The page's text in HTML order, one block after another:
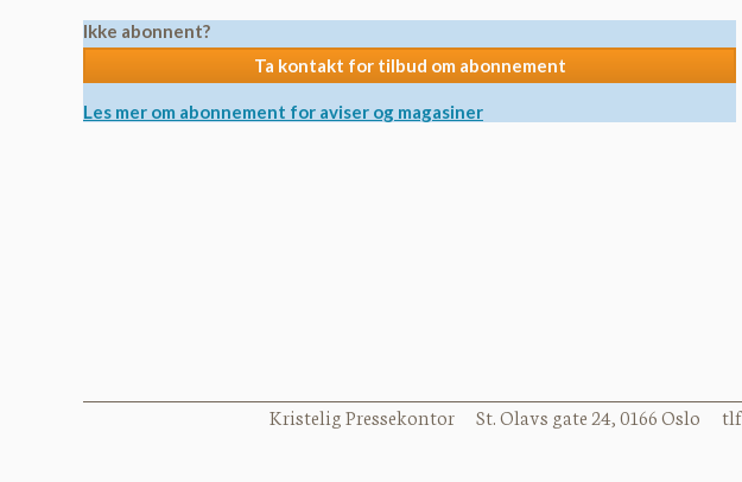
Ikke abonnent?
Ta kontakt for tilbud om abonnement
Les mer om abonnement for aviser og magasiner
Kristelig Pressekontor St. Olavs gate 24, 0166 Oslo tlf